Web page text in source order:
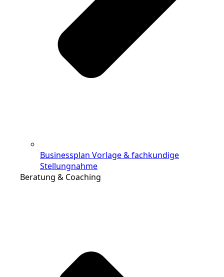
Businessplan Vorlage & fachkundige
Stellungnahme
Beratung & Coaching